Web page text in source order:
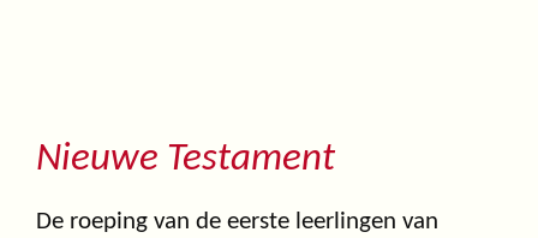
Nieuwe Testament
De roeping van de eerste leerlingen van